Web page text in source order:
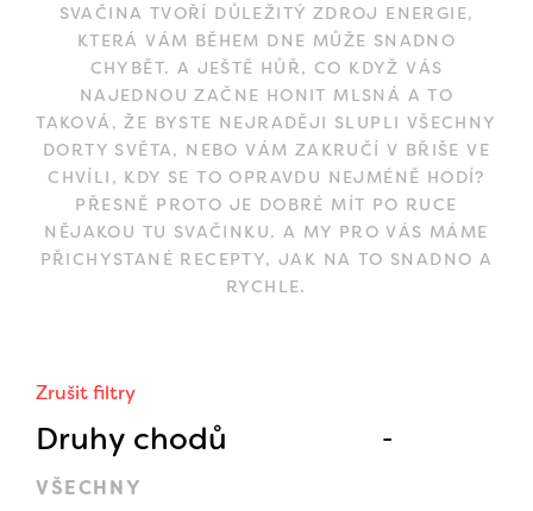
Zrušit filtry
Druhy chodů
VŠECHNY
SVAČINA TVOŘÍ DŮLEŽITÝ ZDROJ ENERGIE,
KTERÁ VÁM BĚHEM DNE MŮŽE SNADNO
CHYBĚT. A JEŠTĚ HŮŘ, CO KDYŽ VÁS
NAJEDNOU ZAČNE HONIT MLSNÁ A TO
TAKOVÁ, ŽE BYSTE NEJRADĚJI SLUPLI VŠECHNY
DORTY SVĚTA, NEBO VÁM ZAKRUČÍ V BŘIŠE VE
CHVÍLI, KDY SE TO OPRAVDU NEJMÉNĚ HODÍ?
PŘESNĚ PROTO JE DOBRÉ MÍT PO RUCE
NĚJAKOU TU SVAČINKU. A MY PRO VÁS MÁME
PŘICHYSTANÉ RECEPTY, JAK NA TO SNADNO A
RYCHLE.